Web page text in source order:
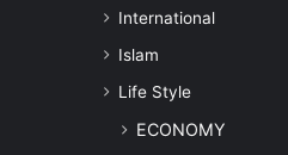
International
Islam
Life Style
ECONOMY